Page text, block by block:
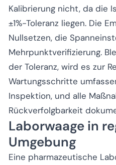
Kalibrierung nicht, da die
±1%-Toleranz liegen. Die
Nullsetzen, die
Mehrpunktverifizierung.
der Toleranz, wird es zur
Wartungsschritte
Inspektion, und alle
Rückverfolgbarkeit
Laborwaage in
Umgebung
Eine pharmazeutische